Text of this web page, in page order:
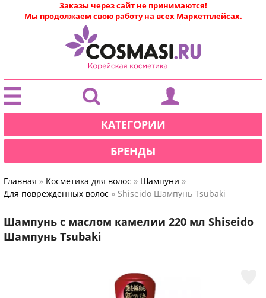
|
Заказы через сайт не принимаются!
Мы продолжаем свою работу на всех Маркетплейсах.
КАТЕГОРИИ
БРЕНДЫ
Главная » Косметика для волос » Шампуни »
Для поврежденных волос » Shiseido Шампунь Tsubaki
Шампунь с маслом камелии 220 мл Shiseido
Шампунь Tsubaki